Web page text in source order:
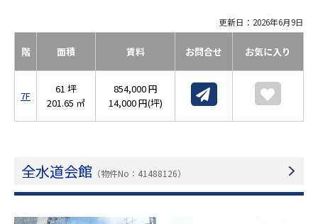
更新日：2026年6月9日
階 面積 賃料 お問合せ お気に入り
7F
61 坪
201.65 ㎡
854,000 円
14,000 円(坪)
全水道会館 （物件No：41488126）